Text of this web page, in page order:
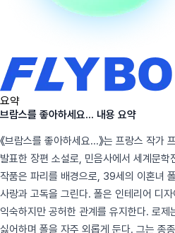
요약
브람스를 좋아하세요... 내용 요약
《브람스를 좋아하세요...》는 프랑스 작가
발표한 장편 소설로, 민음사에서 세계문학
작품은 파리를 배경으로, 39세의 이혼녀
사랑과 고독을 그린다. 폴은 인테리어 디
익숙하지만 공허한 관계를 유지한다. 로
싫어하며 폴을 자주 외롭게 둔다. 그는 종